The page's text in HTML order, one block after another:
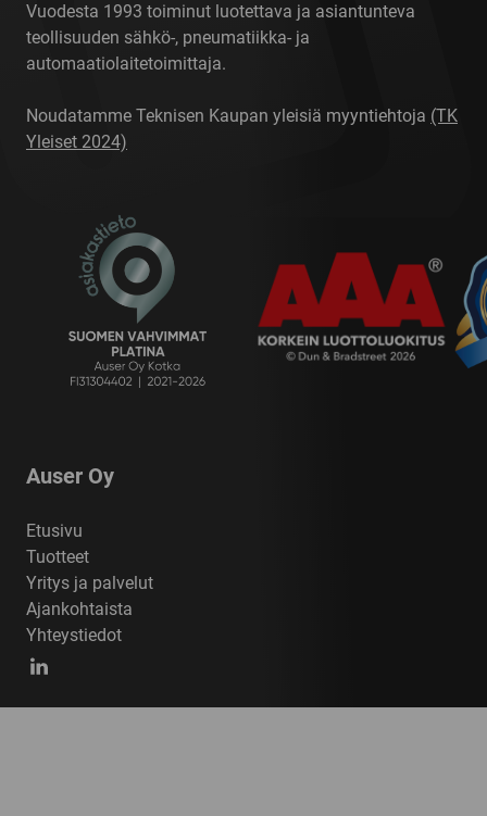
Vuodesta 1993 toiminut luotettava ja asiantunteva
teollisuuden sähkö-, pneumatiikka- ja
automaatiolaitetoimittaja.
Noudatamme Teknisen Kaupan yleisiä myyntiehtoja (TK
Yleiset 2024)
Auser Oy
Etusivu
Tuotteet
Yritys ja palvelut
Ajankohtaista
Yhteystiedot